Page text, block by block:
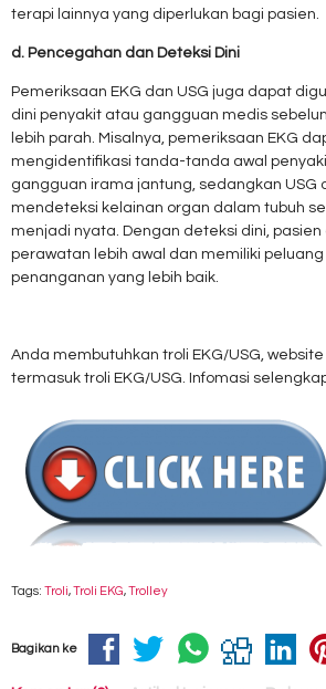
terapi lainnya yang diperlukan bagi pasien.
d. Pencegahan dan Deteksi Dini
Pemeriksaan EKG dan USG juga dapat
dini penyakit atau gangguan medis
lebih parah. Misalnya, pemeriksaan EKG
mengidentifikasi tanda-tanda awal
gangguan irama jantung, sedangkan USG
mendeteksi kelainan organ dalam tubuh
menjadi nyata. Dengan deteksi dini,
perawatan lebih awal dan memiliki
penanganan yang lebih baik.
Anda membutuhkan troli EKG/USG,
termasuk troli EKG/USG. Infomasi
Tags: Troli,Troli EKG,Trolley
Bagikan ke